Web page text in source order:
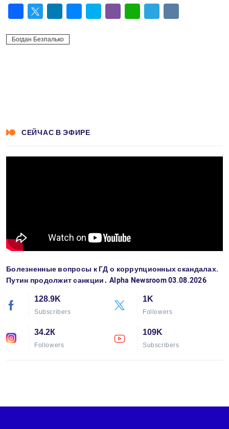
Богдан Безпалько
СЕЙЧАС В ЭФИРЕ
Болезненные вопросы к ГД о коррупционных скандалах.
Путин продолжит санкции․ Alpha Newsroom 03.08.2026
128.9K
Subscribers
1K
Followers
34.2К
Followers
109K
Subscribers